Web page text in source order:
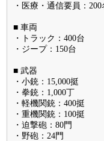
・医療・通信要員：200
■ 車両
・トラック：400台
・ジープ：150台
■ 武器
・小銃：15,000挺
・拳銃：1,000丁
・軽機関銃：400挺
・重機関銃：100挺
・迫撃砲：80門
・野砲：24門